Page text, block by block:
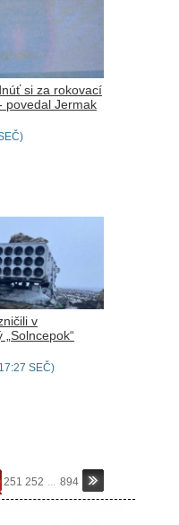
si za rokovací
povedal Jermak
v
SEČ)
251 252 ... 894